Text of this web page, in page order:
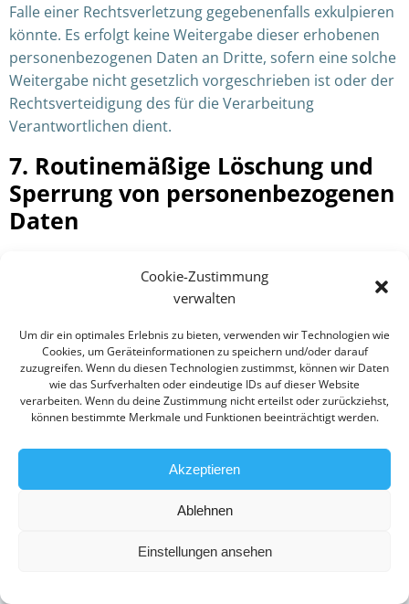
Cookie-Zustimmung
verwalten
Um dir ein optimales Erlebnis zu bieten, verwenden wir Technologien wie
Cookies, um Geräteinformationen zu speichern und/oder darauf
zuzugreifen. Wenn du diesen Technologien zustimmst, können wir Daten
wie das Surfverhalten oder eindeutige IDs auf dieser Website
verarbeiten. Wenn du deine Zustimmung nicht erteilst oder zurückziehst,
können bestimmte Merkmale und Funktionen beeinträchtigt werden.
Akzeptieren
Ablehnen
Einstellungen ansehen
Falle einer Rechtsverletzung gegebenenfalls exkulpieren
könnte. Es erfolgt keine Weitergabe dieser erhobenen
personenbezogenen Daten an Dritte, sofern eine solche
Weitergabe nicht gesetzlich vorgeschrieben ist oder der
Rechtsverteidigung des für die Verarbeitung
Verantwortlichen dient.
7. Routinemäßige Löschung und
Sperrung von personenbezogenen
Daten
und speichert personenbezogene Daten der
betroffenen Person nur für den Zeitraum, der zur
Erreichung des Speicherungszwecks erforderlich ist
oder sofern dies durch den Europäischen Richtlinien-
und Verordnungsgeber oder einen anderen
Gesetzgeber in Gesetzen oder Vorschriften, welchen der
für die Verarbeitung Verantwortliche unterliegt,
läuft eine vom Europäischen Richtlinien- und
Verordnungsgeber oder einem anderen zuständigen
Gesetzgeber vorgeschriebene Speicherfrist ab, werden
entsprechend den gesetzlichen Vorschriften gesperrt
Impressum